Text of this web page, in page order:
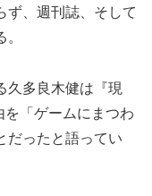
ず、週刊誌、そして
久多良木健は『現
「ゲームにまつわ
だったと語ってい